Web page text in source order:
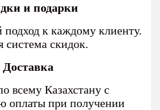
и подарки
к каждому клиенту.
система скидок.
Доставка
всему Казахстану с
оплаты при получении